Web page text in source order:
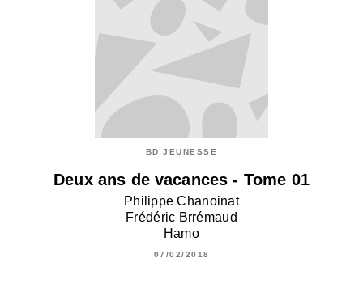
BD JEUNESSE
Deux ans de vacances - Tome 01
Philippe Chanoinat
Frédéric Brrémaud
Hamo
07/02/2018